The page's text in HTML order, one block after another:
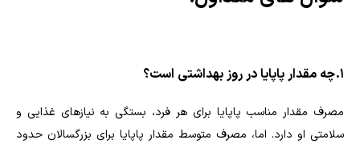
1. چه مقدار پاپایا در روز بهداشتی است؟
مصرف مقدار مناسب پاپایا برای هر فرد، بستگی به نیازهای غذایی و
سلامتی او دارد. اما، مصرف متوسط مقدار پاپایا برای بزرگسالان حدود